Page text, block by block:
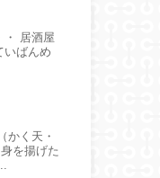
・ 居酒屋
いばんめ
かく天・
を揚げた